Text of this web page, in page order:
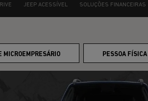
JEEP ACESSÍVEL SOLUÇÕES FINANCEIRAS
MICROEMPRESÁRIO PESSOA FÍSICA